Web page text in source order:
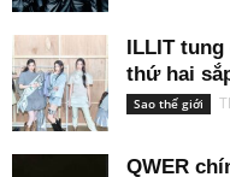
ILLIT
thứ hai
Sao thế giới
QWER